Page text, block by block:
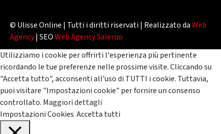
© Ulisse Online | Tutti i diritti riservati | Realizzato daWeb
Agency| SEOWeb Agency Salerno
Utilizziamo i cookie per offrirti l'esperienza più pertinente
ricordando le tue preferenze nelle prossime visite. Cliccando su
"Accetta tutto", acconsenti all'uso di TUTTI i cookie. Tuttavia,
puoi visitare "Impostazioni cookie" per fornire un consenso
controllato. Maggiori dettagli
Impostazioni Cookies Accetta tutti